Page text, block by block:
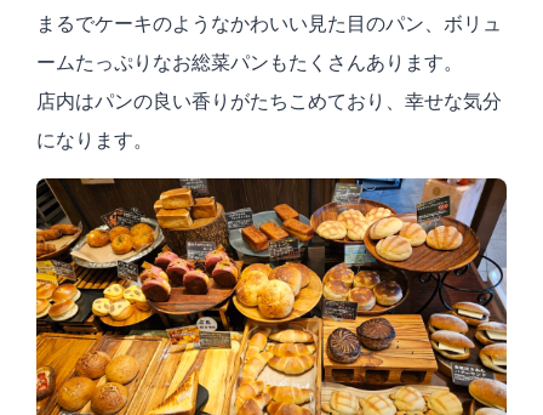
まるでケーキのようなかわいい見た目のパン、ボリュ
ームたっぷりなお総菜パンもたくさんあります。
店内はパンの良い香りがたちこめており、幸せな気分
になります。